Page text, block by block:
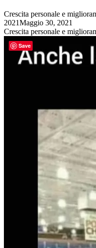
Crescita personale e
2021Maggio 30, 2021
Crescita personale e
Save